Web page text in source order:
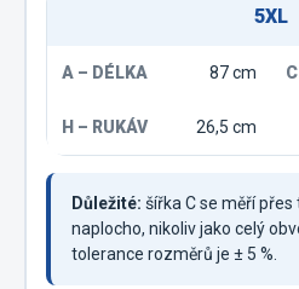
5XL
87 cm
26,5 cm
Důležité: šířka C se měří
naplocho, nikoliv jako celý
tolerance rozměrů je ± 5 %.